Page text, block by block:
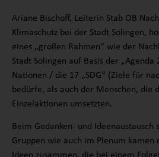
Ariane Bischoff, Leiterin Stab OB
Klimaschutz bei der Stadt Solingen,
eines „großen Rahmen“ wie der
Stadt Solingen auf Basis der „Agenda
Nationen / die 17 „SDG“ (Ziele für
bedürfe, als auch der Menschen, die
Einzelaktionen umsetzten.
Beim Gedanken- und Ideenaustausch
Gruppen wie auch im Plenum kamen